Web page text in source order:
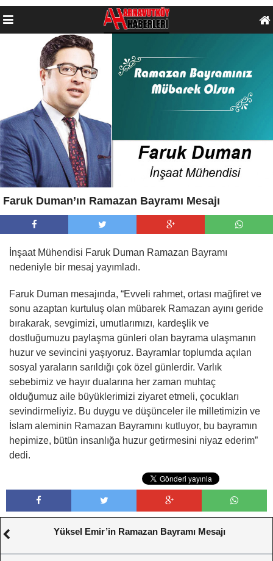
Faruk Duman’ın Ramazan Bayramı Mesajı
İnşaat Mühendisi Faruk Duman Ramazan Bayramı
nedeniyle bir mesaj yayımladı.
Faruk Duman mesajında, “Evveli rahmet, ortası mağfiret ve
sonu azaptan kurtuluş olan mübarek Ramazan ayını geride
bırakarak, sevgimizi, umutlarımızı, kardeşlik ve
dostluğumuzu paylaşma günleri olan bayrama ulaşmanın
huzur ve sevincini yaşıyoruz. Bayramlar toplumda açılan
sosyal yaraların sarıldığı çok özel günlerdir. Varlık
sebebimiz ve hayır dualarına her zaman muhtaç
olduğumuz aile büyüklerimizi ziyaret etmeli, çocukları
sevindirmeliyiz. Bu duygu ve düşünceler ile milletimizin ve
İslam aleminin Ramazan Bayramını kutluyor, bu bayramın
hepimize, bütün insanlığa huzur getirmesini niyaz ederim”
dedi.
Yüksel Emir’in Ramazan Bayramı Mesajı